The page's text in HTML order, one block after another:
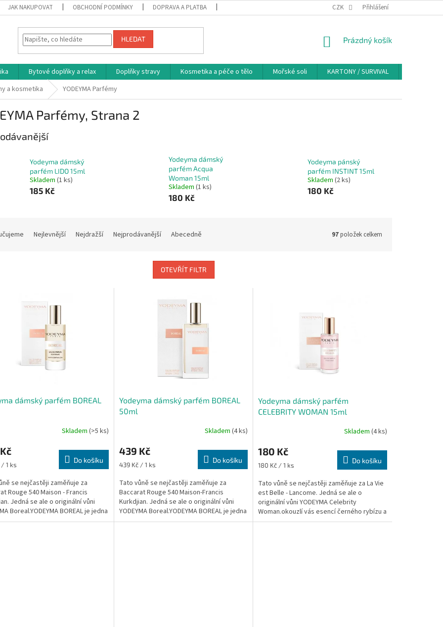
JAK NAKUPOVAT OBCHODNÍ PODMÍNKY DOPRAVA A PLATBA PODMÍNKY OCHRANY OSOBNÍCH ÚDAJŮ COOKIES
CZK Přihlášení
HLEDAT
NÁKUPNÍ
Prázdný košík
Bytové doplňky a relax Doplňky stravy Kosmetika a péče o tělo Mořské soli KARTONY / SURVIVAL
a kosmetika YODEYMA Parfémy
Parfémy, Strana 2
Yodeyma dámský
parfém LIDO 15ml
Skladem (1 ks)
185 Kč
Yodeyma dámský
parfém Acqua
Woman 15ml
Skladem (1 ks)
180 Kč
Yodeyma pánský
parfém INSTINT 15ml
Skladem (2 ks)
180 Kč
Nejlevnější Nejdražší Nejprodávanější Abecedně 97položek celkem
OTEVŘÍT FILTR
dámský parfém BOREAL
Skladem (>5 ks)
1 ks
Do košíku
se nejčastěji zaměňuje za
Rouge 540 Maison - Francis
Jedná se ale o originální vůni
Boreal.YODEYMA BOREAL je jedna
ikonických...
Yodeyma dámský parfém BOREAL
50ml
Skladem (4 ks)
439 Kč
Měrná
439 Kč / 1 ks
Do košíku
Tato vůně se nejčastěji zaměňuje za
Baccarat Rouge 540 Maison-Francis
Kurkdjian. Jedná se ale o originální vůni
YODEYMA Boreal.YODEYMA BOREAL je jedna
z nejvíce ikonických...
Yodeyma dámský parfém
CELEBRITY WOMAN 15ml
Skladem (4 ks)
180 Kč
Měrná
180 Kč / 1 ks
Do košíku
Tato vůně se nejčastěji zaměňuje za La Vie
est Belle - Lancome. Jedná se ale o
originální vůni YODEYMA Celebrity
Woman.okouzlí vás esencí černého rybízu a
sladké hrušky díky...